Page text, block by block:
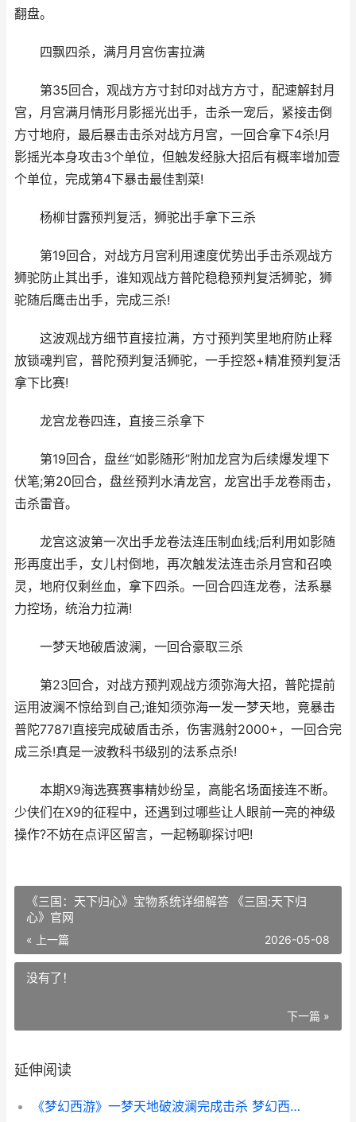
翻盘。
四飘四杀，满月月宫伤害拉满
第35回合，观战方方寸封印对战方方寸，配速解封月
宫，月宫满月情形月影摇光出手，击杀一宠后，紧接击倒
方寸地府，最后暴击击杀对战方月宫，一回合拿下4杀!月
影摇光本身攻击3个单位，但触发经脉大招后有概率增加壹
个单位，完成第4下暴击最佳割菜!
杨柳甘露预判复活，狮驼出手拿下三杀
第19回合，对战方月宫利用速度优势出手击杀观战方
狮驼防止其出手，谁知观战方普陀稳稳预判复活狮驼，狮
驼随后鹰击出手，完成三杀!
这波观战方细节直接拉满，方寸预判笑里地府防止释
放锁魂判官，普陀预判复活狮驼，一手控怒+精准预判复活
拿下比赛!
龙宫龙卷四连，直接三杀拿下
第19回合，盘丝“如影随形”附加龙宫为后续爆发埋下
伏笔;第20回合，盘丝预判水清龙宫，龙宫出手龙卷雨击，
击杀雷音。
龙宫这波第一次出手龙卷法连压制血线;后利用如影随
形再度出手，女儿村倒地，再次触发法连击杀月宫和召唤
灵，地府仅剩丝血，拿下四杀。一回合四连龙卷，法系暴
力控场，统治力拉满!
一梦天地破盾波澜，一回合豪取三杀
第23回合，对战方预判观战方须弥海大招，普陀提前
运用波澜不惊给到自己;谁知须弥海一发一梦天地，竟暴击
普陀7787!直接完成破盾击杀，伤害溅射2000+，一回合完
成三杀!真是一波教科书级别的法系点杀!
本期X9海选赛赛事精妙纷呈，高能名场面接连不断。
少侠们在X9的征程中，还遇到过哪些让人眼前一亮的神级
操作?不妨在点评区留言，一起畅聊探讨吧!
《三国：天下归心》宝物系统详细解答 《三国:天下归
心》官网
« 上一篇 2026-05-08
没有了！
下一篇 »
延伸阅读
《梦幻西游》一梦天地破波澜完成击杀 梦幻西游一个账号同一个区能多开吗